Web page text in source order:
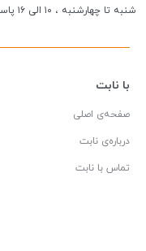
شنبه تا چهارشنبه ، ۱۰ الی ۱۶ پاسخگوی شما هستیم
با نابت
صفحه‌ی اصلی
درباره‌ی نابت
تماس با نابت